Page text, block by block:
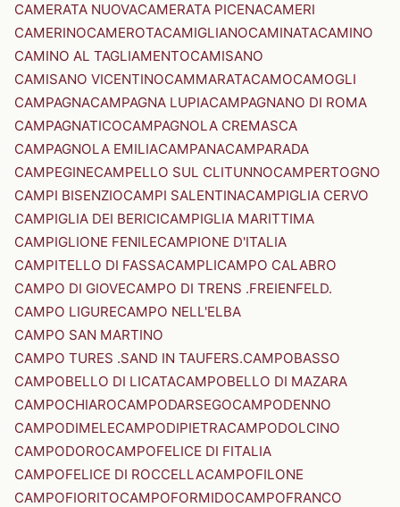
CAMERATA NUOVACAMERATA PICENACAMERI
CAMERINOCAMEROTACAMIGLIANOCAMINATACAMINO
CAMINO AL TAGLIAMENTOCAMISANO
CAMISANO VICENTINOCAMMARATACAMOCAMOGLI
CAMPAGNACAMPAGNA LUPIACAMPAGNANO DI ROMA
CAMPAGNATICOCAMPAGNOLA CREMASCA
CAMPAGNOLA EMILIACAMPANACAMPARADA
CAMPEGINECAMPELLO SUL CLITUNNOCAMPERTOGNO
CAMPI BISENZIOCAMPI SALENTINACAMPIGLIA CERVO
CAMPIGLIA DEI BERICICAMPIGLIA MARITTIMA
CAMPIGLIONE FENILECAMPIONE D'ITALIA
CAMPITELLO DI FASSACAMPLICAMPO CALABRO
CAMPO DI GIOVECAMPO DI TRENS .FREIENFELD.
CAMPO LIGURECAMPO NELL'ELBA
CAMPO SAN MARTINO
CAMPO TURES .SAND IN TAUFERS.CAMPOBASSO
CAMPOBELLO DI LICATACAMPOBELLO DI MAZARA
CAMPOCHIAROCAMPODARSEGOCAMPODENNO
CAMPODIMELECAMPODIPIETRACAMPODOLCINO
CAMPODOROCAMPOFELICE DI FITALIA
CAMPOFELICE DI ROCCELLACAMPOFILONE
CAMPOFIORITOCAMPOFORMIDOCAMPOFRANCO